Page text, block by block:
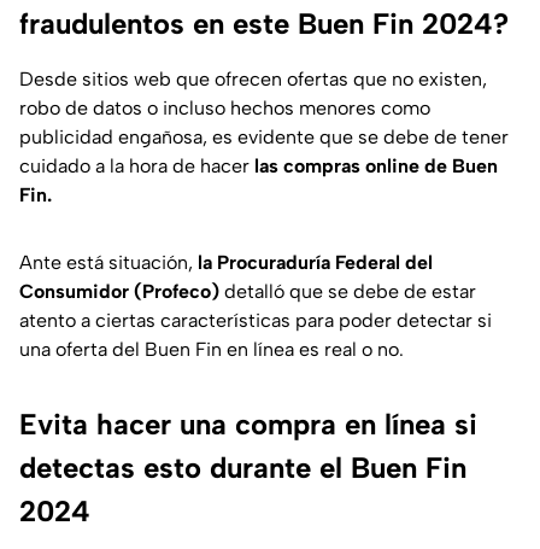
fraudulentos en este Buen Fin 2024?
Desde sitios web que ofrecen ofertas que no existen,
robo de datos o incluso hechos menores como
publicidad engañosa, es evidente que se debe de tener
cuidado a la hora de hacer las compras online de Buen
Fin.
Ante está situación, la Procuraduría Federal del
Consumidor (Profeco) detalló que se debe de estar
atento a ciertas características para poder detectar si
una oferta del Buen Fin en línea es real o no.
Evita hacer una compra en línea si
detectas esto durante el Buen Fin
2024